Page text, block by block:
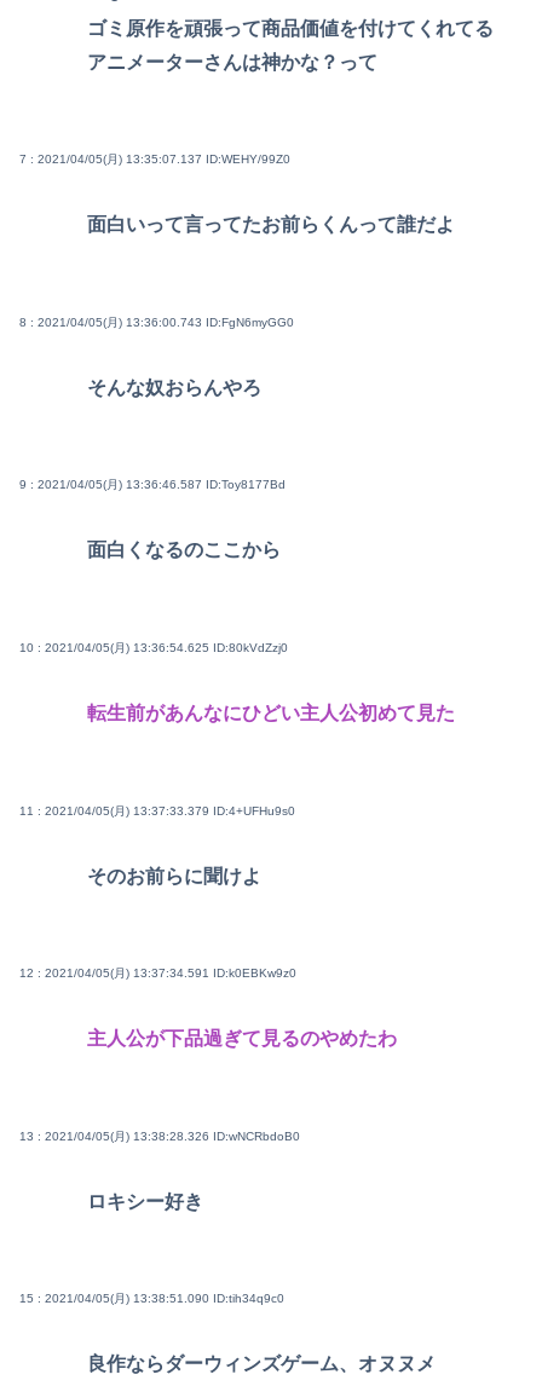
ゴミ原作を頑張って商品価値を付けてくれてる
アニメーターさんは神かな？って
7 : 2021/04/05(月) 13:35:07.137 ID:WEHY/99Z0
面白いって言ってたお前らくんって誰だよ
8 : 2021/04/05(月) 13:36:00.743 ID:FgN6myGG0
そんな奴おらんやろ
9 : 2021/04/05(月) 13:36:46.587 ID:Toy8177Bd
面白くなるのここから
10 : 2021/04/05(月) 13:36:54.625 ID:80kVdZzj0
転生前があんなにひどい主人公初めて見た
11 : 2021/04/05(月) 13:37:33.379 ID:4+UFHu9s0
そのお前らに聞けよ
12 : 2021/04/05(月) 13:37:34.591 ID:k0EBKw9z0
主人公が下品過ぎて見るのやめたわ
13 : 2021/04/05(月) 13:38:28.326 ID:wNCRbdoB0
ロキシー好き
15 : 2021/04/05(月) 13:38:51.090 ID:tih34q9c0
良作ならダーウィンズゲーム、オヌヌメ